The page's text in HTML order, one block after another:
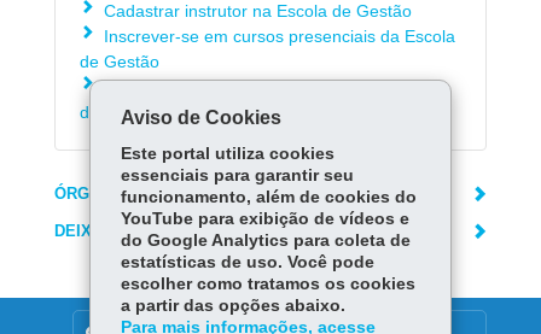
Cadastrar instrutor na Escola de Gestão
Inscrever-se em cursos presenciais da Escola
de Gestão
Consultar inscrições e certificados da Escola
de Gestão
ÓRGÃO RESPONSÁVEL
DEIXE SUA OPINIÃO
Aviso de Cookies
Este portal utiliza cookies
essenciais para garantir seu
funcionamento, além de cookies do
YouTube para exibição de vídeos e
do Google Analytics para coleta de
estatísticas de uso. Você pode
escolher como tratamos os cookies
a partir das opções abaixo.
Para mais informações, acesse